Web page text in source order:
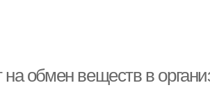
обмен веществ в